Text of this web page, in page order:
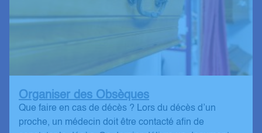
Organiser des Obsèques
Que faire en cas de décès ? Lors du décès d’un
proche, un médecin doit être contacté afin de